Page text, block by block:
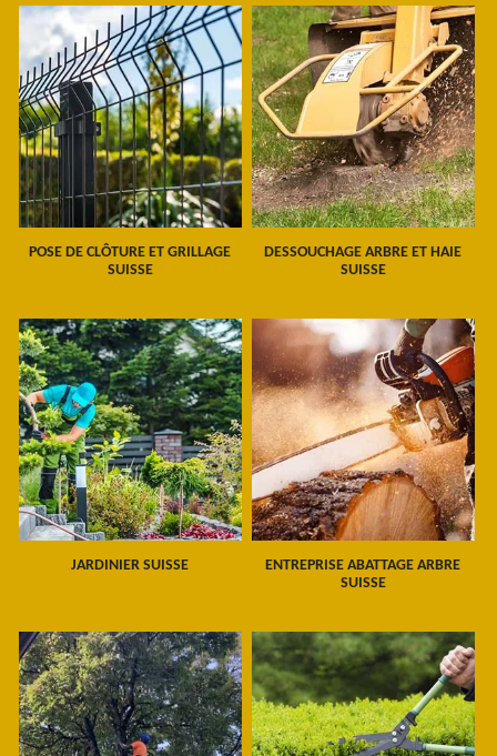
POSE DE CLÔTURE ET GRILLAGE
SUISSE
DESSOUCHAGE ARBRE ET HAIE
SUISSE
JARDINIER SUISSE
ENTREPRISE ABATTAGE ARBRE
SUISSE